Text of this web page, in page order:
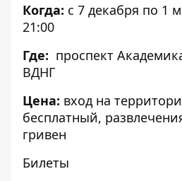
Когда: с 7 декабря по 1
21:00
Где: проспект
ВДНГ
Цена: вход на
бесплатный,
гривен
Билеты